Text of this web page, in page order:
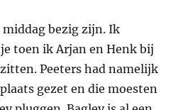
middag bezig zijn. Ik
toen ik Arjan en Henk bij
Peeters had namelijk
gezet en die moesten